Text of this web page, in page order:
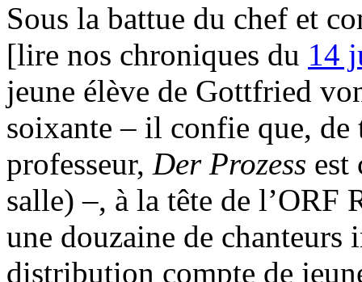
Sous la battue du chef et
[lire nos chroniques du 14
jeune élève de Gottfried
soixante – il confie que, de
professeur, Der Prozess est
salle) –, à la tête de l’ORF
une douzaine de
distribution compte de